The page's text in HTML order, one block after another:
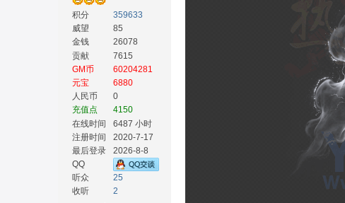
积分
359633
威望
85
金钱
26078
贡献
7615
GM币
60204281
元宝
6880
人民币
0
充值点
4150
在线时间
6487 小时
注册时间
2020-7-17
最后登录
2026-8-8
QQ
听众
25
收听
2